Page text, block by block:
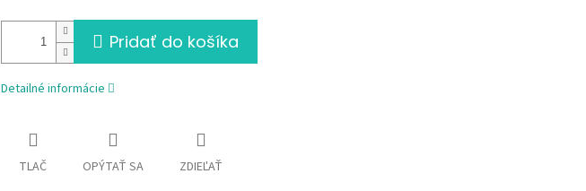
Pridať do košíka
Detailné informácie
TLAČ OPÝTAŤ SA ZDIEĽAŤ